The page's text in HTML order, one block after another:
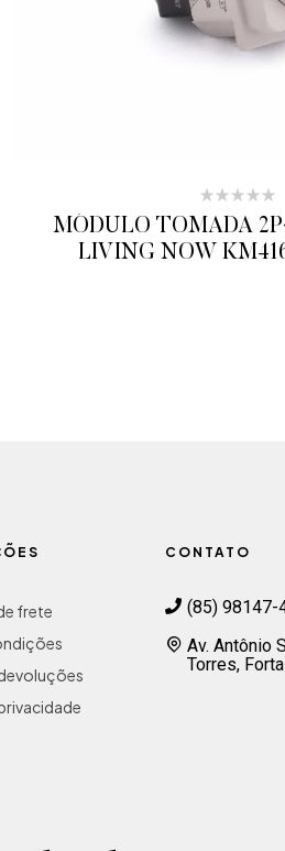
MÓDULO TOMADA
LIVING NOW
frete
CONTATO
(85) 98147-
Av. Antônio
Torres,